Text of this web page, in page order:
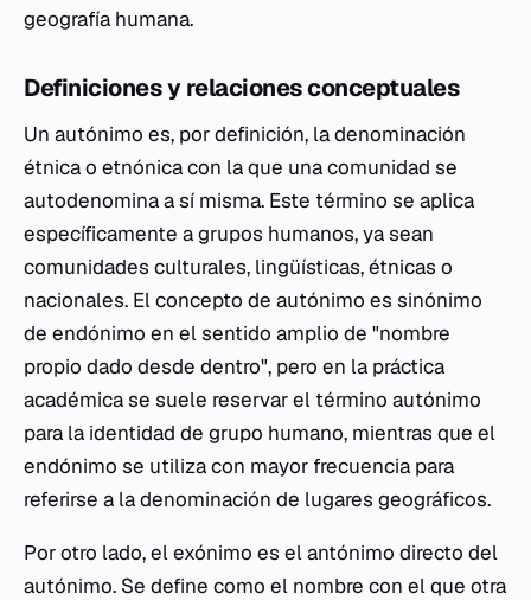
geografía humana.
Definiciones y relaciones conceptuales
Un autónimo es, por definición, la denominación
étnica o etnónica con la que una comunidad se
autodenomina a sí misma. Este término se aplica
específicamente a grupos humanos, ya sean
comunidades culturales, lingüísticas, étnicas o
nacionales. El concepto de autónimo es sinónimo
de endónimo en el sentido amplio de "nombre
propio dado desde dentro", pero en la práctica
académica se suele reservar el término autónimo
para la identidad de grupo humano, mientras que el
endónimo se utiliza con mayor frecuencia para
referirse a la denominación de lugares geográficos.
Por otro lado, el exónimo es el antónimo directo del
autónimo. Se define como el nombre con el que otra